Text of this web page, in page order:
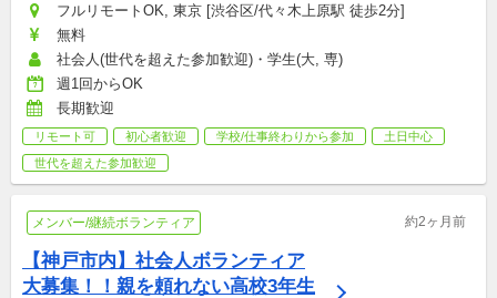
フルリモートOK, 東京 [渋谷区/代々木上原駅 徒歩2分]
無料
社会人(世代を超えた参加歓迎)・学生(大, 専)
週1回からOK
長期歓迎
リモート可 初心者歓迎 学校/仕事終わりから参加
土日中心
世代を超えた参加歓迎
メンバー/継続ボランティア 約2ヶ月前
【神戸市内】社会人ボランティア
大募集！！親を頼れない高校3年生